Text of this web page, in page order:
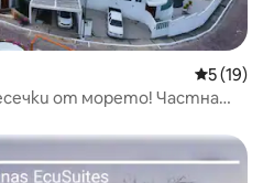
Средна
5 (19)
от морето! Частна